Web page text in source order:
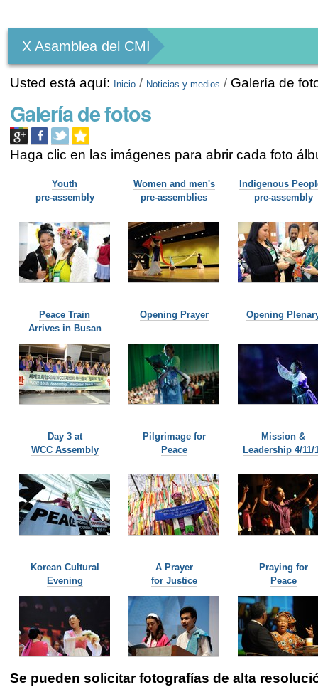
Personales
X Asamblea del CMI
Usted está aquí: Inicio / Noticias y medios / Galería de
Galería de fotos
Haga clic en las imágenes para abrir cada foto
Youth
pre-assembly
Women and men's
pre-assemblies
Indigenous
pre-assembly
Peace Train
Arrives in Busan
Opening Prayer Opening
Day 3 at
WCC Assembly
Pilgrimage for
Peace
Mission &
Leadership 4/11/
Korean Cultural
Evening
A Prayer
for Justice
Praying for
Peace
Se pueden solicitar fotografías de alta